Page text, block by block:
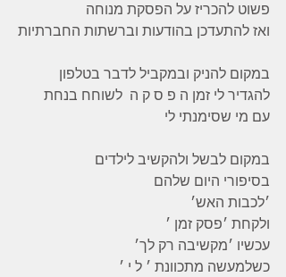
פשוט להכריז על הפסקת מנוחה
ואז להתעדכן בהודעות וברשתות החברתיות
במקום להניק ובמקביל לדבר בטלפון
להגדיר לי זמן ה פ ס ק ה  לשוחח בנחת
עם מי שסימנתי לי
במקום לבשל ולהקשיב לילדים
בסיפורי היום שלהם
׳לכבות האש׳
ולקחת ׳פסק זמן ׳
עכשיו ׳מקשיבה רק לך׳
כשלמעשה מתכוונת ׳ ל י ׳